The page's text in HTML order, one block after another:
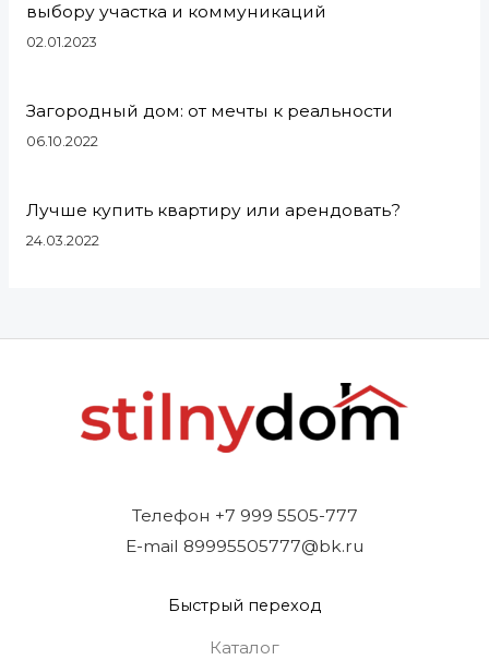
выбору участка и коммуникаций
02.01.2023
Загородный дом: от мечты к реальности
06.10.2022
Лучше купить квартиру или арендовать?
24.03.2022
Телефон +7 999 5505-777
E-mail 89995505777@bk.ru
Быстрый переход
Каталог